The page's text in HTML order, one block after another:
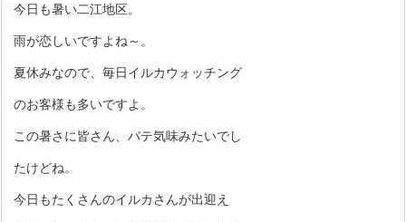
今日も暑い二江地区。
雨が恋しいですよね～。
夏休みなので、毎日イルカウォッチング
のお客様も多いですよ。
この暑さに皆さん、バテ気味みたいでし
たけどね。
今日もたくさんのイルカさんが出迎え